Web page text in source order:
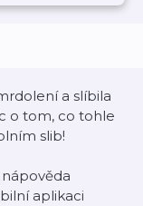
a slíbila
o tom, co tohle
slib!
aplikaci